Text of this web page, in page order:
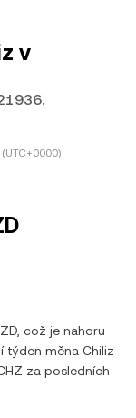
v
což je nahoru
týden měna Chiliz
za posledních